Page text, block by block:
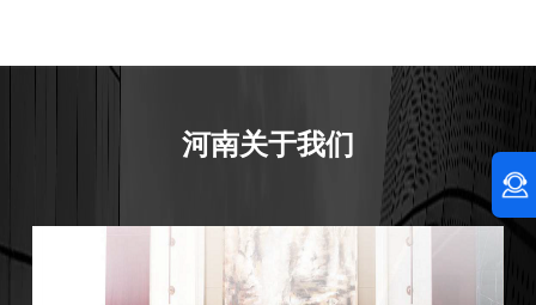
河南关于我们